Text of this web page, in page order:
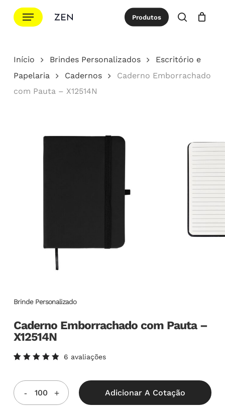
para
principal
Menu Produtos
procurar
Cotação Close
Início Brindes Personalizados
Escritório e
Papelaria
Cadernos
Caderno Emborrachado
com Pauta – X12514N
Brinde Personalizado
Caderno Emborrachado com Pauta –
X12514N
5.00de
5, com
baseado
em
6 avaliações
Adicionar A Cotação